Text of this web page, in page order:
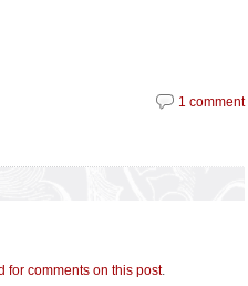
1 comment
for comments on this post.